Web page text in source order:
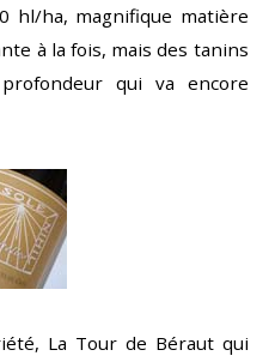
hl/ha, magnifique matière
à la fois, mais des tanins
qui va encore
La Tour de Béraut qui